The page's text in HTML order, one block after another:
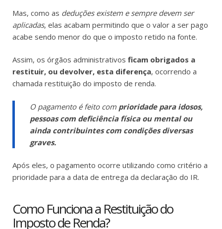
Mas, como as deduções existem e sempre devem ser
aplicadas, elas acabam permitindo que o valor a ser pago
acabe sendo menor do que o imposto retido na fonte.
Assim, os órgãos administrativos ficam obrigados a
restituir, ou devolver, esta diferença, ocorrendo a
chamada restituição do imposto de renda.
O pagamento é feito com prioridade para idosos,
pessoas com deficiência física ou mental ou
ainda contribuintes com condições diversas
graves.
Após eles, o pagamento ocorre utilizando como critério a
prioridade para a data de entrega da declaração do IR.
Como Funciona a Restituição do
Imposto de Renda?